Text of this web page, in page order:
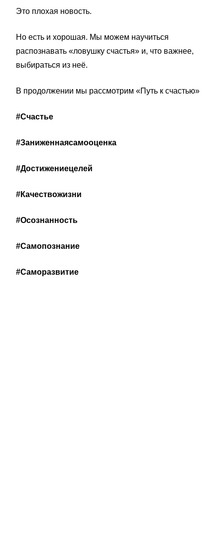
Это плохая новость.
Но есть и хорошая. Мы можем научиться
распознавать «ловушку счастья» и, что важнее,
выбираться из неё.
В продолжении мы рассмотрим «Путь к счастью»
#Счастье
#Заниженнаясамооценка
#Достижениецелей
#Качествожизни
#Осознанность
#Самопознание
#Саморазвитие